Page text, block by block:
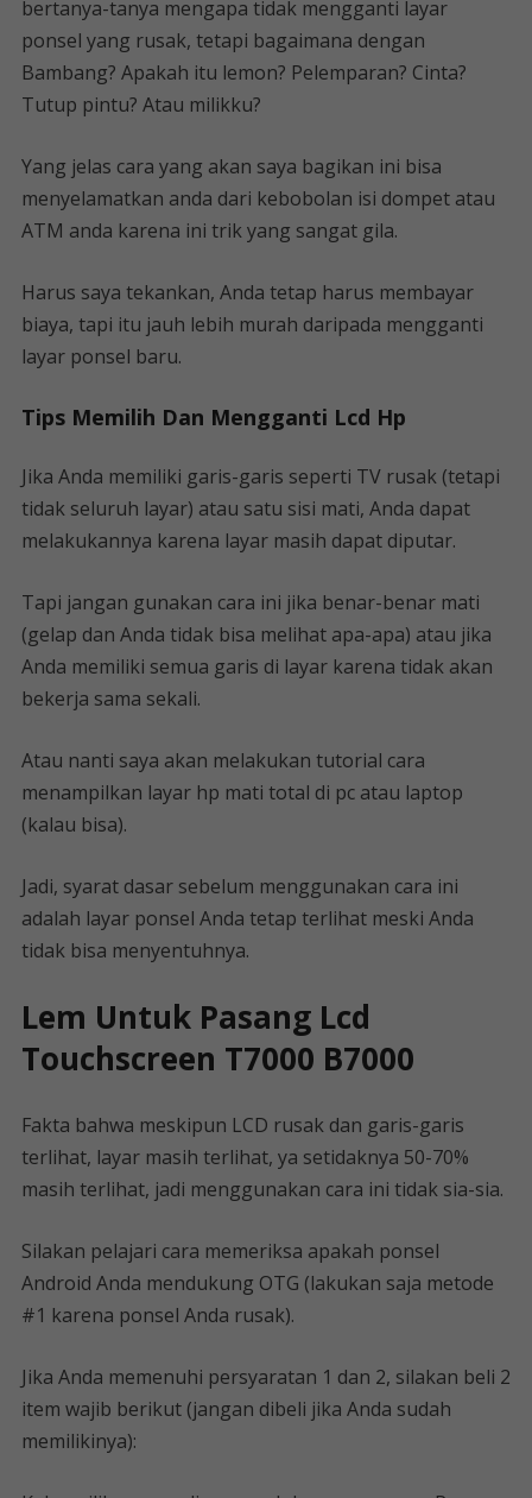
bertanya-tanya mengapa tidak mengganti layar
ponsel yang rusak, tetapi bagaimana dengan
Bambang? Apakah itu lemon? Pelemparan? Cinta?
Tutup pintu? Atau milikku?
Yang jelas cara yang akan saya bagikan ini bisa
menyelamatkan anda dari kebobolan isi dompet atau
ATM anda karena ini trik yang sangat gila.
Harus saya tekankan, Anda tetap harus membayar
biaya, tapi itu jauh lebih murah daripada mengganti
layar ponsel baru.
Tips Memilih Dan Mengganti Lcd Hp
Jika Anda memiliki garis-garis seperti TV rusak (tetapi
tidak seluruh layar) atau satu sisi mati, Anda dapat
melakukannya karena layar masih dapat diputar.
Tapi jangan gunakan cara ini jika benar-benar mati
(gelap dan Anda tidak bisa melihat apa-apa) atau jika
Anda memiliki semua garis di layar karena tidak akan
bekerja sama sekali.
Atau nanti saya akan melakukan tutorial cara
menampilkan layar hp mati total di pc atau laptop
(kalau bisa).
Jadi, syarat dasar sebelum menggunakan cara ini
adalah layar ponsel Anda tetap terlihat meski Anda
tidak bisa menyentuhnya.
Lem Untuk Pasang Lcd
Touchscreen T7000 B7000
Fakta bahwa meskipun LCD rusak dan garis-garis
terlihat, layar masih terlihat, ya setidaknya 50-70%
masih terlihat, jadi menggunakan cara ini tidak sia-sia.
Silakan pelajari cara memeriksa apakah ponsel
Android Anda mendukung OTG (lakukan saja metode
#1 karena ponsel Anda rusak).
Jika Anda memenuhi persyaratan 1 dan 2, silakan beli 2
item wajib berikut (jangan dibeli jika Anda sudah
memilikinya):